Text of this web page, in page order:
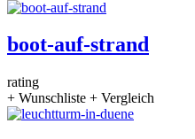
boot-auf-strand
rating
+ Wunschliste + Vergleich